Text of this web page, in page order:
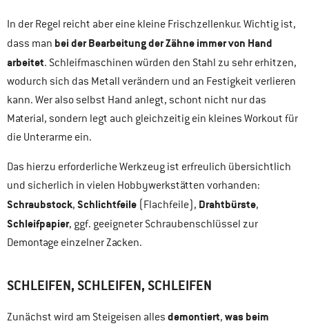
In der Regel reicht aber eine kleine Frischzellenkur. Wichtig ist,
dass man bei der Bearbeitung der Zähne immer von Hand
arbeitet. Schleifmaschinen würden den Stahl zu sehr erhitzen,
wodurch sich das Metall verändern und an Festigkeit verlieren
kann. Wer also selbst Hand anlegt, schont nicht nur das
Material, sondern legt auch gleichzeitig ein kleines Workout für
die Unterarme ein.
Das hierzu erforderliche Werkzeug ist erfreulich übersichtlich
und sicherlich in vielen Hobbywerkstätten vorhanden:
Schraubstock, Schlichtfeile (Flachfeile), Drahtbürste,
Schleifpapier, ggf. geeigneter Schraubenschlüssel zur
Demontage einzelner Zacken.
SCHLEIFEN, SCHLEIFEN, SCHLEIFEN
Zunächst wird am Steigeisen alles demontiert, was beim